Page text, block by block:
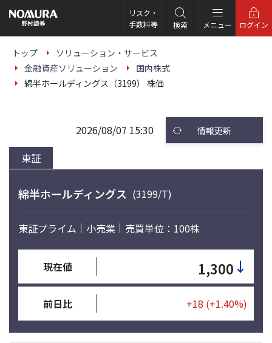
の
ー
リスク・
手数料等
検索 メニュー ログイン
トップ
ソリューション・サービス
金融資産ソリューション
国内株式
綿半ホールディングス（3199） 株価
東証
2026/08/07 15:30 情報更新
綿半ホールディングス (3199/T)
東証プライム 小売業 売買単位：100株
現在値 1,300 ↓
前日比 +18 (+1.40%)